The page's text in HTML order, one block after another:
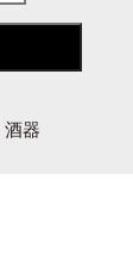
酒器